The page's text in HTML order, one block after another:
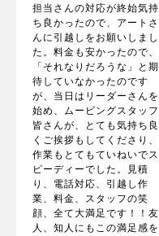
担当さんの対応が終始気持
ち良かったので、アートさ
んに引越しをお願いしまし
た。料金も安かったので、
「それなりだろうな」と期
待していなかったのです
が、当日はリーダーさんを
始め、ムービングスタッフ
皆さんが、とても気持ち良
くご挨拶もしてくださり、
作業もとてもていねいでス
ピーディーでした。見積
り、電話対応、引越し作
業、料金、スタッフの笑
顔、全て大満足です！！友
人、知人にもこの満足感を